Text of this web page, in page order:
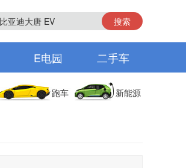
搜索
E电园 二手车
跑车 新能源